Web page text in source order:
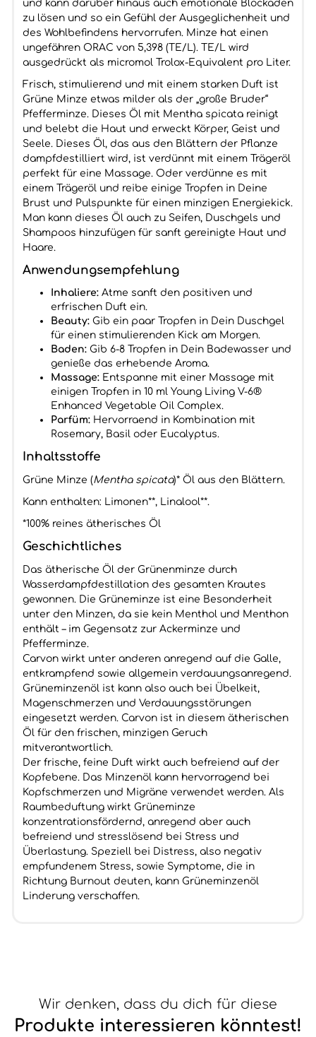
und kann darüber hinaus auch emotionale Blockaden
zu lösen und so ein Gefühl der Ausgeglichenheit und
des Wohlbefindens hervorrufen. Minze hat einen
ungefähren ORAC von 5,398 (TE/L). TE/L wird
ausgedrückt als micromol Trolox-Equivalent pro Liter.
Frisch, stimulierend und mit einem starken Duft ist
Grüne Minze etwas milder als der „große Bruder“
Pfefferminze. Dieses Öl mit Mentha spicata reinigt
und belebt die Haut und erweckt Körper, Geist und
Seele. Dieses Öl, das aus den Blättern der Pflanze
dampfdestilliert wird, ist verdünnt mit einem Trägeröl
perfekt für eine Massage. Oder verdünne es mit
einem Trägeröl und reibe einige Tropfen in Deine
Brust und Pulspunkte für einen minzigen Energiekick.
Man kann dieses Öl auch zu Seifen, Duschgels und
Shampoos hinzufügen für sanft gereinigte Haut und
Haare.
Anwendungsempfehlung
Inhaliere:Atme sanft den positiven und
erfrischen Duft ein.
Beauty:Gib ein paar Tropfen in Dein Duschgel
für einen stimulierenden Kick am Morgen.
Baden:Gib 6-8 Tropfen in Dein Badewasser und
genieße das erhebende Aroma.
Massage:Entspanne mit einer Massage mit
einigen Tropfen in 10 ml Young Living V-6®
Enhanced Vegetable Oil Complex.
Parfüm:Hervorraend in Kombination mit
Rosemary, Basil oder Eucalyptus.
Inhaltsstoffe
Grüne Minze (Mentha spicata)* Öl aus den Blättern.
Kann enthalten: Limonen**, Linalool**.
*100% reines ätherisches Öl
Geschichtliches
Das ätherische Öl der Grünenminze durch
Wasserdampfdestillation des gesamten Krautes
gewonnen. Die Grüneminze ist eine Besonderheit
unter den Minzen, da sie kein Menthol und Menthon
enthält – im Gegensatz zur Ackerminze und
Pfefferminze.
Carvon wirkt unter anderen anregend auf die Galle,
entkrampfend sowie allgemein verdauungsanregend.
Grüneminzenöl ist kann also auch bei Übelkeit,
Magenschmerzen und Verdauungsstörungen
eingesetzt werden. Carvon ist in diesem ätherischen
Öl für den frischen, minzigen Geruch
mitverantwortlich.
Der frische, feine Duft wirkt auch befreiend auf der
Kopfebene. Das Minzenöl kann hervorragend bei
Kopfschmerzen und Migräne verwendet werden. Als
Raumbeduftung wirkt Grüneminze
konzentrationsfördernd, anregend aber auch
befreiend und stresslösend bei Stress und
Überlastung. Speziell bei Distress, also negativ
empfundenem Stress, sowie Symptome, die in
Richtung Burnout deuten, kann Grüneminzenöl
Linderung verschaffen.
Wir denken, dass du dich für diese
Produkte interessieren könntest!